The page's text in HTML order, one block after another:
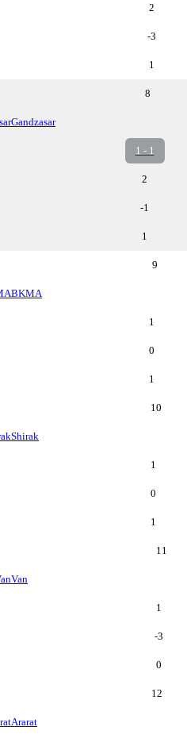
2
-3
1
8
Gandzasar
1 - 1
2
-1
1
9
BKMA
1
0
1
10
Shirak
1
0
1
11
Van
1
-3
0
12
Ararat